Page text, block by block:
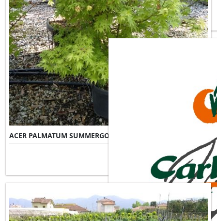
ACER PALMATUM SUMMERGOLD
Misure Disponibili ►